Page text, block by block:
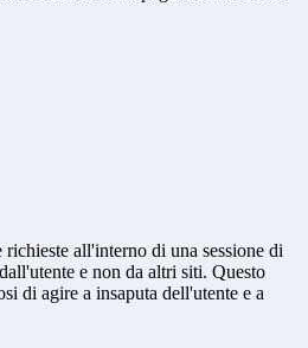
richieste all'interno di una sessione di
e non da altri siti. Questo
di agire a insaputa dell'utente e a